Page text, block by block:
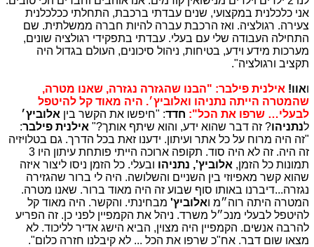
אני כלכלנית במקצועי, שנים עבדתי ברכבת, התחלתי ככלכלנית
צעירה. רגולציה. ואז הרכבת עברה להיות חברה ממשלתית. שם
התחילה העבודה שלי עם בעלי. עבדתי בתפקידי רגולציה שונים,
מערכות מידע וידע, בטיחות, ניהול סיכונים, העולם בגדול היה
תקציב ורגולציה".
ואוו! אילנית פילבר: "הבנו שהגזרה נגזרה, שאנו מטרה,
שהמטרה הייתה נתניהו ואלוביץ׳. היה מאוד קל להיטפל
לבעלי… שרפו את הכל": חדד: "חיפשו את הקשר בין אלוביץ׳
לנתניהו? זה דבר שהוא ידע, והוא שיתף אותך?" אילנית פילבר:
"זה היה מרוח על כל אתר ועיתון. ידענו זאת בכל הדרך. גם בטלויזיה
זה היה. זה לא היה סוד. תקופה ארוכה הייתי פותחת עיתון היו 3
תמונות כל הזמן, אלוביץ', נתניהו ובעלי. כל הזמן ניסו ליצור איזה
שהוא קשר מאפיוזי בין השניים והשלושה. היה לי ברור שהגזירה
נגזרה...דיברנו באותו סוף שבוע זה היה מאוד ברור. שאנו מטרה.
המטרה היתה רוה״מ ואלוביץ' מבחינתי. והקשר. היה מאוד קל
להיטפל לבעלי מנכ״ל משרד. ניהל את הקמפיין לפני כן. זה הפריע
להרבה אנשים. הקמפיין היה מצוין, הביא הישג אדיר לליכוד. לא
מצאו שום דבר. אח"כ שרפו את הכל ... לא קיבלנו חזרה כלום".